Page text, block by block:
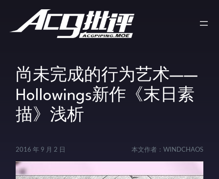
尚未完成的行为艺术——
Hollowings新作《末日素
描》浅析
2016 年 9 月 2 日 本文作者： WINDCHAOS